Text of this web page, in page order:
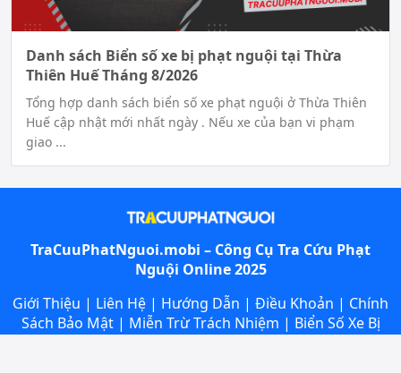
Danh sách Biển số xe bị phạt nguội tại Thừa
Thiên Huế Tháng 8/2026
Tổng hợp danh sách biển số xe phạt nguội ở Thừa Thiên
Huế cập nhật mới nhất ngày . Nếu xe của bạn vi phạm
giao ...
TraCuuPhatNguoi.mobi – Công Cụ Tra Cứu Phạt
Nguội Online 2025
Giới Thiệu | Liên Hệ | Hướng Dẫn | Điều Khoản | Chính
Sách Bảo Mật| Miễn Trừ Trách Nhiệm | Biển Số Xe Bị